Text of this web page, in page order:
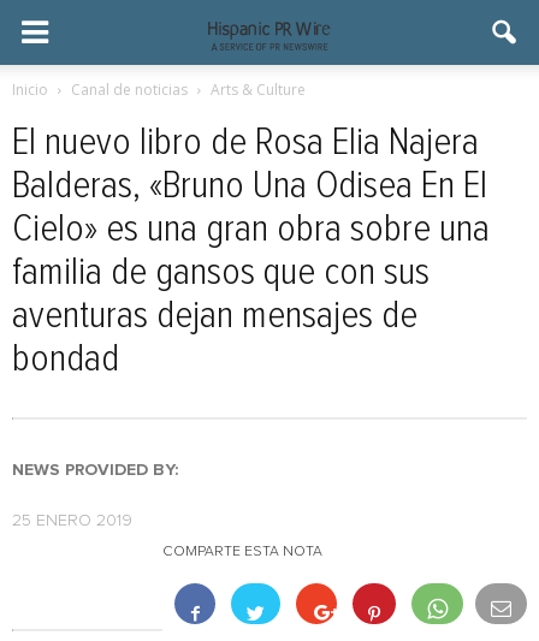
Inicio Canal de noticias Arts & Culture
El nuevo libro de Rosa Elia Najera
Balderas, «Bruno Una Odisea En El
Cielo» es una gran obra sobre una
familia de gansos que con sus
aventuras dejan mensajes de
bondad
NEWS PROVIDED BY:
25 ENERO 2019
COMPARTE ESTA NOTA